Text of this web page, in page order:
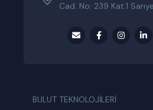
Cad. No: 239 Kat:1
BULUT TEKNOLOJİLERİ